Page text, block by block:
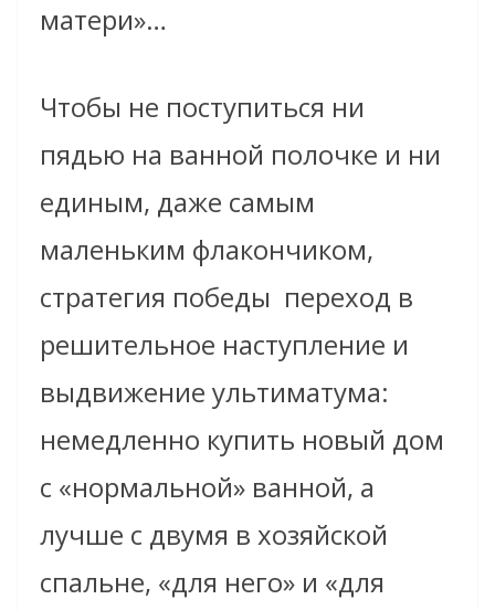
матери»…
Чтобы не поступиться ни
пядью на ванной полочке и ни
единым, даже самым
маленьким флакончиком,
cтратегия победы ­ переход в
решительное наступление и
выдвижение ультиматума:
немедленно купить новый дом
с «нормальной» ванной, а
лучше с двумя в хозяйской
спальне, «для него» и «для